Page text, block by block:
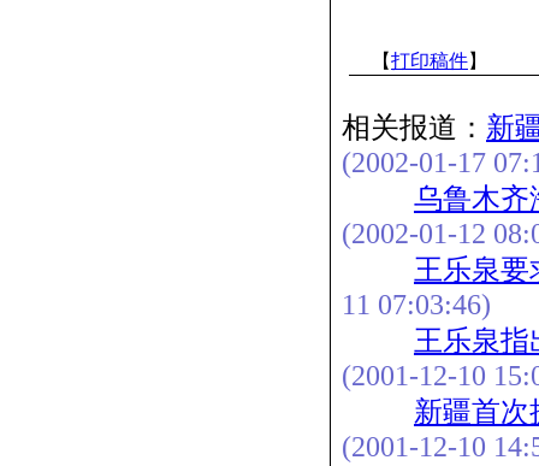
【打印稿件】
相关报道： 新
(2002-01-17
乌鲁木齐
(2002-01-12
王乐泉要
11 07:03:46)
王乐泉指
(2001-12-10
新疆首次
(2001-12-10